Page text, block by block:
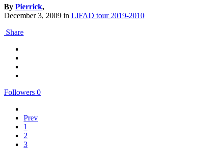
By Pierrick,
December 3, 2009 in LIFAD tour 2019-2010
Share
Followers 0
Prev
1
2
3